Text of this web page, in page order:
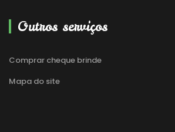
Outros serviços
Comprar cheque brinde
Mapa do site